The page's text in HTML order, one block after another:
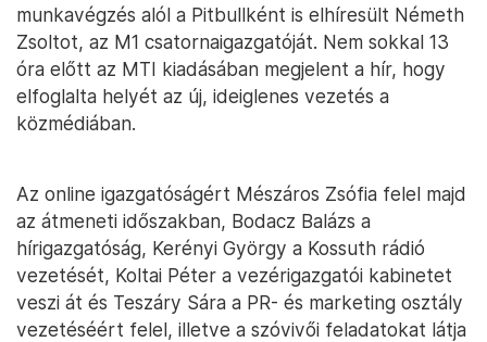
munkavégzés alól a Pitbullként is elhíresült Németh
Zsoltot, az M1 csatornaigazgatóját. Nem sokkal 13
óra előtt az MTI kiadásában megjelent a hír, hogy
elfoglalta helyét az új, ideiglenes vezetés a
közmédiában.
Az online igazgatóságért Mészáros Zsófia felel majd
az átmeneti időszakban, Bodacz Balázs a
hírigazgatóság, Kerényi György a Kossuth rádió
vezetését, Koltai Péter a vezérigazgatói kabinetet
veszi át és Teszáry Sára a PR- és marketing osztály
vezetéséért felel, illetve a szóvivői feladatokat látja